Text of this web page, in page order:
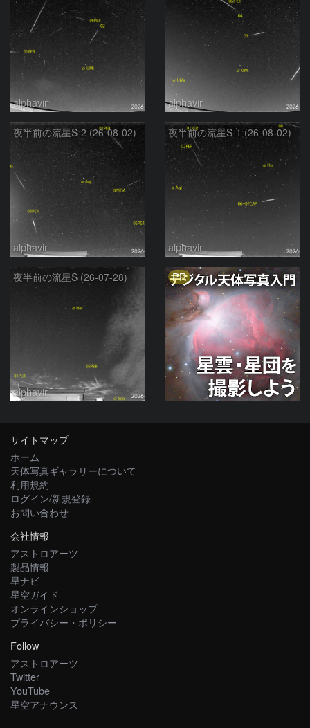
alphavir alphavir
夜半前の流星S-2 (26-08-02)
alphavir
夜半前の流星S-1 (26-08-02)
alphavir
夜半前の流星S (26-07-28)
alphavir
PR
サイトマップ
ホーム
天体写真ギャラリーについて
利用規約
ログイン/新規登録
お問い合わせ
会社情報
アストロアーツ
製品情報
星ナビ
星空ガイド
オンラインショップ
プライバシー・ポリシー
Follow
アストロアーツ
Twitter
YouTube
星空アナウンス